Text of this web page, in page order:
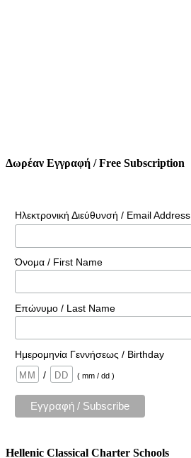
Δωρέαν Εγγραφή / Free Subscription
Ηλεκτρονική Διεύθυνσή / Email Address
Όνομα / First Name
Επώνυμο / Last Name
Ημερομηνία Γεννήσεως / Birthday
/
( mm / dd )
Hellenic Classical Charter Schools